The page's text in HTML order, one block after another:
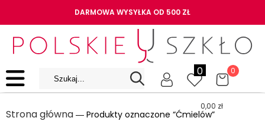
DARMOWA WYSYŁKA OD 500 ZŁ
0 0
0,00 zł
Strona główna ― Produkty oznaczone “Ćmielów”